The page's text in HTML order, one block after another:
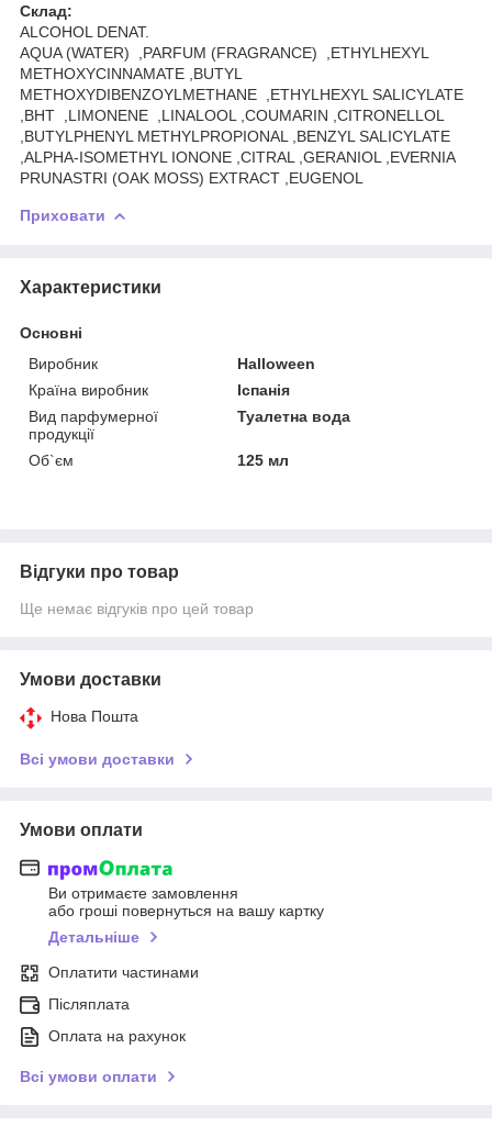
Склад:
ALCOHOL DENAT.
AQUA (WATER) ,PARFUM (FRAGRANCE) ,ETHYLHEXYL
METHOXYCINNAMATE ,BUTYL
METHOXYDIBENZOYLMETHANE ,ETHYLHEXYL SALICYLATE
,BHT ,LIMONENE ,LINALOOL ,COUMARIN ,CITRONELLOL
,BUTYLPHENYL METHYLPROPIONAL ,BENZYL SALICYLATE
,ALPHA-ISOMETHYL IONONE ,CITRAL ,GERANIOL ,EVERNIA
PRUNASTRI (OAK MOSS) EXTRACT ,EUGENOL
Приховати
Характеристики
Основні
Виробник
Halloween
Країна виробник
Іспанія
Вид парфумерної
продукції
Туалетна вода
Об`єм 125 мл
Відгуки про товар
Ще немає відгуків про цей товар
Умови доставки
Нова Пошта
Всі умови доставки
Умови оплати
Ви отримаєте замовлення
або гроші повернуться на вашу картку
Детальніше
Оплатити частинами
Післяплата
Оплата на рахунок
Всі умови оплати